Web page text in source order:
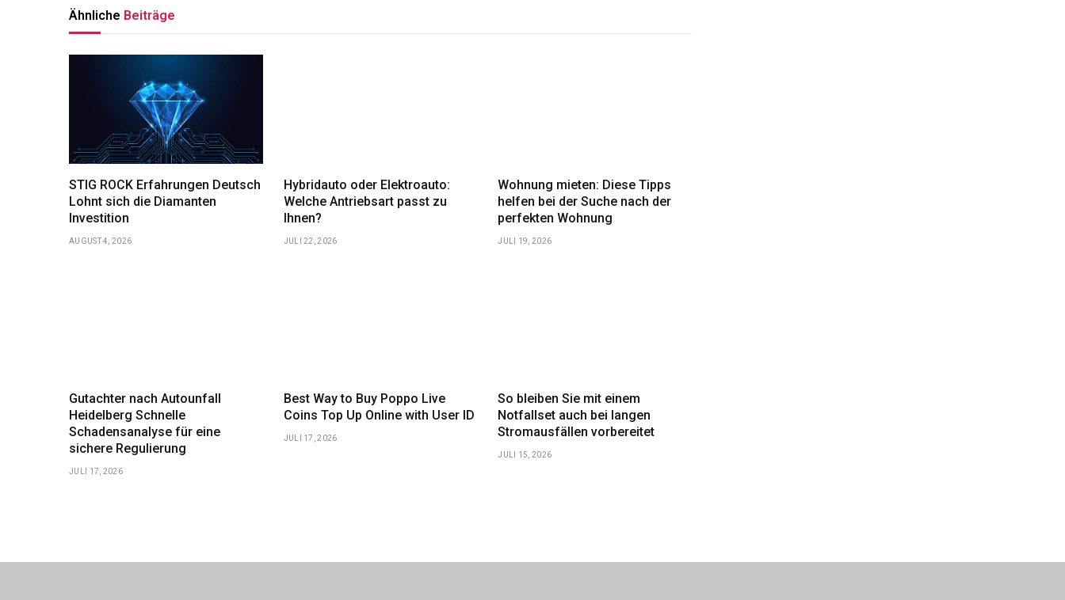
Ähnliche Beiträge
STIG ROCK Erfahrungen Deutsch
Lohnt sich die Diamanten
Investition
AUGUST 4, 2026
Hybridauto oder Elektroauto:
Welche Antriebsart passt zu
Ihnen?
JULI 22, 2026
Wohnung mieten: Diese Tipps
helfen bei der Suche nach der
perfekten Wohnung
JULI 19, 2026
Gutachter nach Autounfall
Heidelberg Schnelle
Schadensanalyse für eine
sichere Regulierung
JULI 17, 2026
Best Way to Buy Poppo Live
Coins Top Up Online with User ID
JULI 17, 2026
So bleiben Sie mit einem
Notfallset auch bei langen
Stromausfällen vorbereitet
JULI 15, 2026